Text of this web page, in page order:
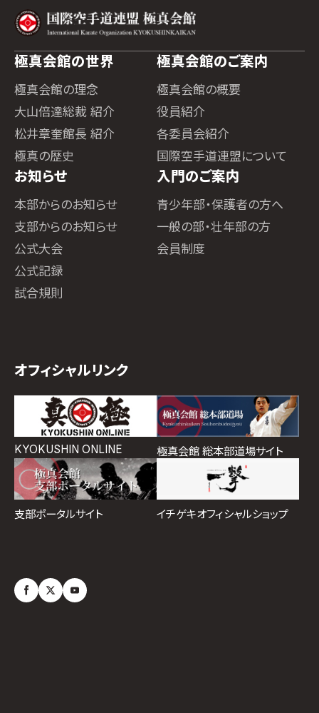
極真会館の世界
極真会館の理念
大山倍達総裁 紹介
松井章奎館長 紹介
極真の歴史
極真会館のご案内
極真会館の概要
役員紹介
各委員会紹介
国際空手道連盟について
お知らせ
本部からのお知らせ
支部からのお知らせ
公式大会
公式記録
試合規則
入門のご案内
青少年部・保護者の方へ
一般の部・壮年部の方
会員制度
オフィシャルリンク
KYOKUSHIN ONLINE 極真会館 総本部道場サイト
支部ポータルサイト イチゲキオフィシャルショップ